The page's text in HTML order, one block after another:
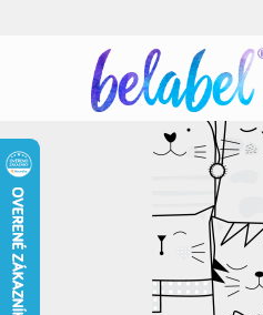
Dárky pro..
Dárky pro maminku
Dárky pro ségru
Dárky pro babičku
Dárky pro tátu
Dárky pro bráchu
Dárky pro dědu